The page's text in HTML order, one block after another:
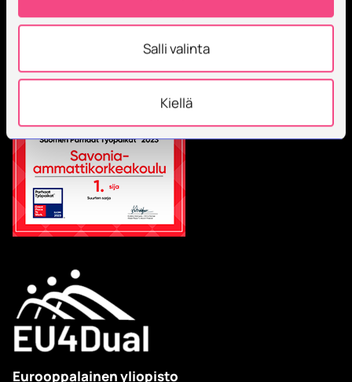
Salli valinta
Kiellä
Eurooppalainen yliopisto